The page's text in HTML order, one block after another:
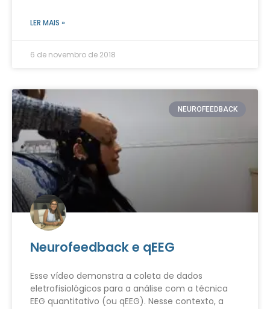
LER MAIS »
6 de novembro de 2018
NEUROFEEDBACK
Neurofeedback e qEEG
Esse vídeo demonstra a coleta de dados
eletrofisiológicos para a análise com a técnica
EEG quantitativo (ou qEEG). Nesse contexto, a